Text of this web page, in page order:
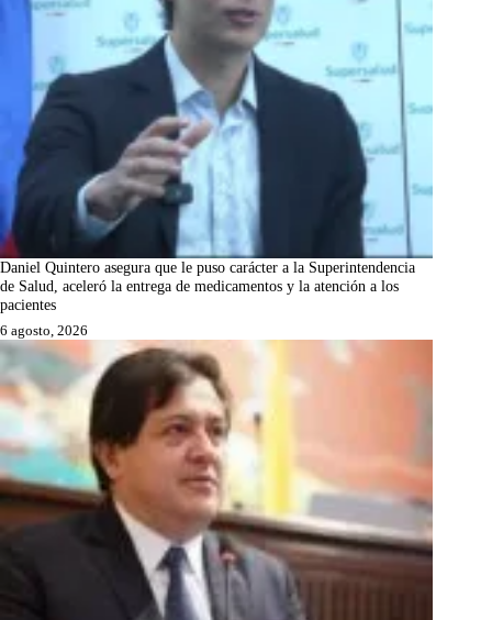
Daniel Quintero asegura que le puso carácter a la Superintendencia
de Salud, aceleró la entrega de medicamentos y la atención a los
pacientes
6 agosto, 2026